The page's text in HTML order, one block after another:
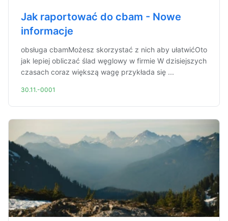
Jak raportować do cbam - Nowe
informacje
obsługa cbamMożesz skorzystać z nich aby ułatwićOto
jak lepiej obliczać ślad węglowy w firmie W dzisiejszych
czasach coraz większą wagę przykłada się ...
30.11.-0001